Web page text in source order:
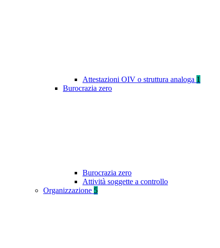
Attestazioni OIV o struttura analoga 1
Burocrazia zero
Burocrazia zero
Attività soggette a controllo
Organizzazione 5